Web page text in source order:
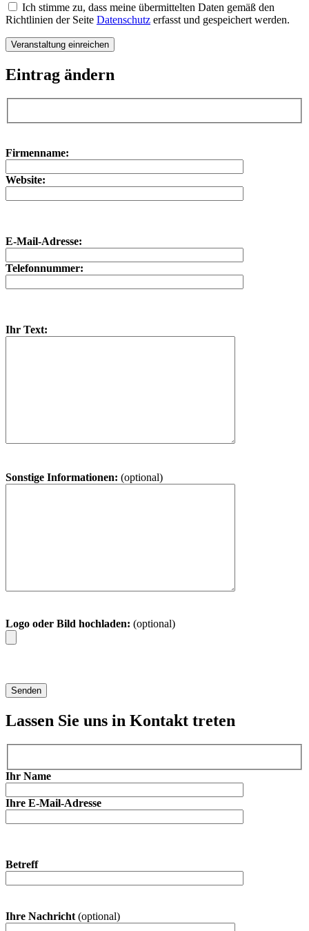
Ich stimme zu, dass meine übermittelten Daten gemäß den
Richtlinien der Seite Datenschutz erfasst und gespeichert werden.
Eintrag ändern
Firmenname:
Website:
E-Mail-Adresse:
Telefonnummer:
Ihr Text:
Sonstige Informationen: (optional)
Logo oder Bild hochladen: (optional)
Lassen Sie uns in Kontakt treten
Ihr Name
Ihre E-Mail-Adresse
Betreff
Ihre Nachricht (optional)